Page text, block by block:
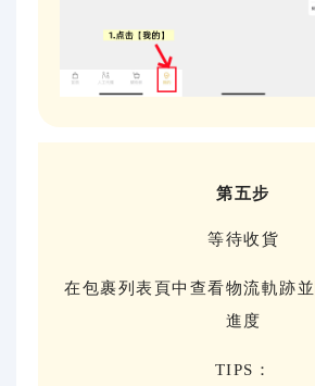
第五步
等待收貨
在包裹列表頁中查看物流軌跡
進度
TIPS：